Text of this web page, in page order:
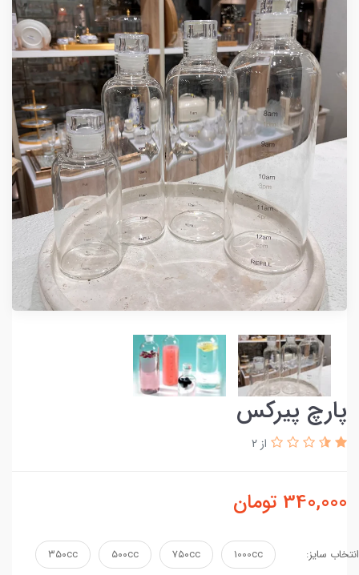
پارچ پیرکس
از 2
340,000 تومان
انتخاب سایز: 1000cc ۷۵۰cc ۵۰۰cc ۳۵۰cc